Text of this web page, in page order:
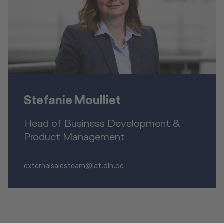
Stefanie Moulliet
Head of Business Development &
Product Management
externalsalesteam@lat.dlh.de